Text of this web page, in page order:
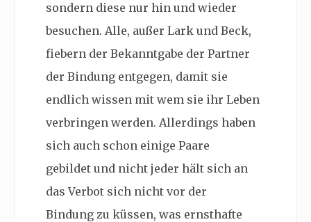
sondern diese nur hin und wieder
besuchen. Alle, außer Lark und Beck,
fiebern der Bekanntgabe der Partner
der Bindung entgegen, damit sie
endlich wissen mit wem sie ihr Leben
verbringen werden. Allerdings haben
sich auch schon einige Paare
gebildet und nicht jeder hält sich an
das Verbot sich nicht vor der
Bindung zu küssen, was ernsthafte